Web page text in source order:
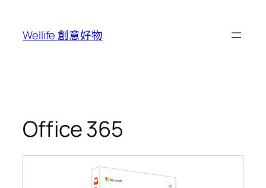
Wellife 創意好物
Office 365